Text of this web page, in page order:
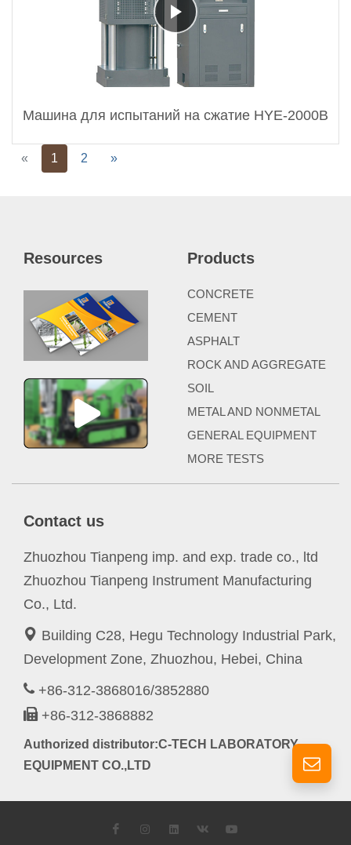
Машина для испытаний на сжатие HYE-2000B
« Previous
1 2 »Next
Resources Products
CONCRETE
CEMENT
ASPHALT
ROCK AND AGGREGATE
SOIL
METAL AND NONMETAL
GENERAL EQUIPMENT
MORE TESTS
Contact us
Zhuozhou Tianpeng imp. and exp. trade co., ltd
Zhuozhou Tianpeng Instrument Manufacturing
Co., Ltd.
Building C28, Hegu Technology Industrial Park,
Development Zone, Zhuozhou, Hebei, China
+86-312-3868016/3852880
+86-312-3868882
Authorized distributor:C-TECH LABORATORY
EQUIPMENT CO.,LTD
FacebookInstagramLinkedIn
VK YouTube